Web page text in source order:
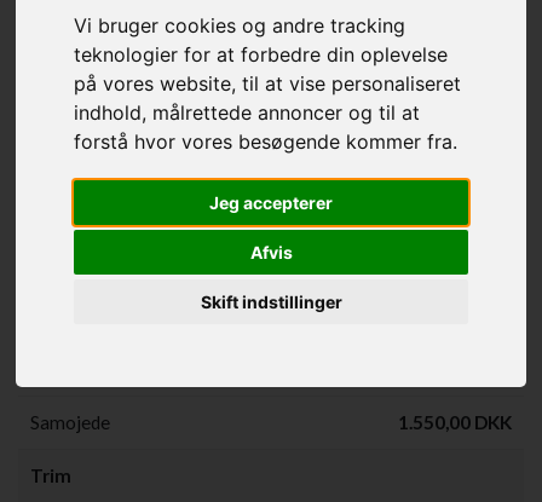
Vi bruger cookies og andre tracking
teknologier for at forbedre din oplevelse
på vores website, til at vise personaliseret
indhold, målrettede annoncer og til at
forstå hvor vores besøgende kommer fra.
Jeg accepterer
Afvis
Skift indstillinger
Mellem
Klipning m/bad 950,00 DKK
Nedklip mellem fra 1.050,00 DKK
Samojede 1.550,00 DKK
Trim